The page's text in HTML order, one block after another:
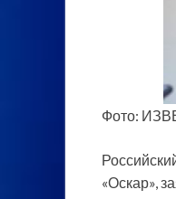
Фото:
«Оскар»,